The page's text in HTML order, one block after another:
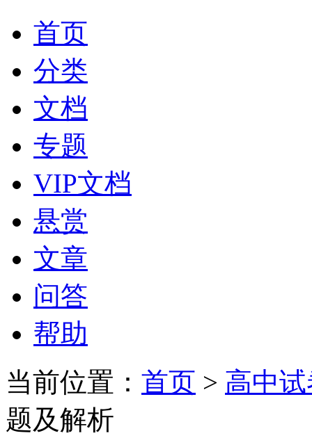
首页
分类
文档
专题
VIP文档
悬赏
文章
问答
帮助
当前位置： 首页 > 高中
题及解析